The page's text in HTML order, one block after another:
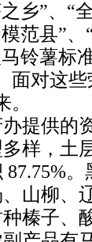
乡”、“
范县”
铃薯标
面对这
提供的
样，土
87.75%
山柳、
榛子、